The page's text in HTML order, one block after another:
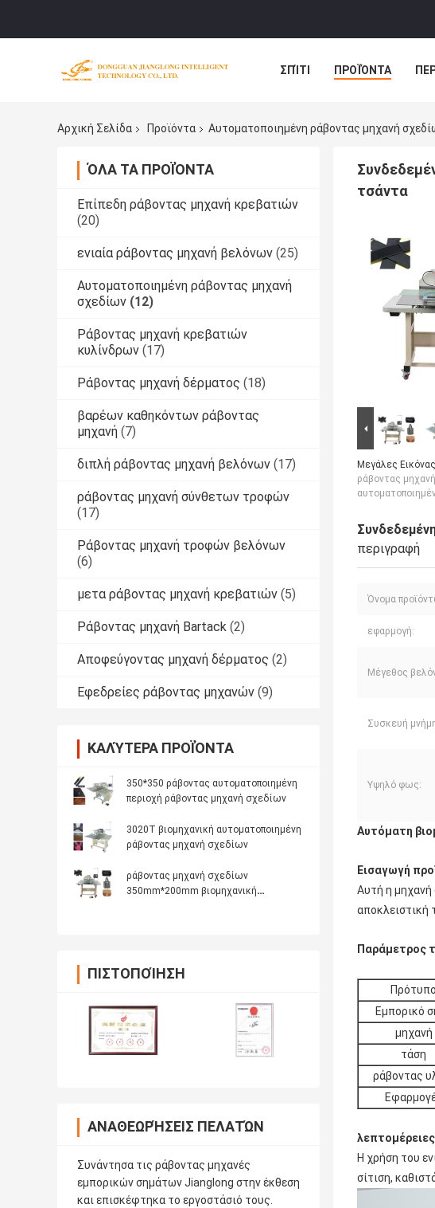
ΣΠΊΤΙ ΠΡΟΪΌΝΤΑ
Αρχική Σελίδα
Προϊόντα Αυτοματοποιημένη ράβοντας μηχανή
ΌΛΑ ΤΑ ΠΡΟΪΌΝΤΑ
Επίπεδη ράβοντας μηχανή κρεβατιών
(20)
ενιαία ράβοντας μηχανή βελόνων (25)
Αυτοματοποιημένη ράβοντας μηχανή
σχεδίων (12)
Ράβοντας μηχανή κρεβατιών
κυλίνδρων (17)
Ράβοντας μηχανή δέρματος (18)
βαρέων καθηκόντων ράβοντας
μηχανή (7)
διπλή ράβοντας μηχανή βελόνων (17)
ράβοντας μηχανή σύνθετων τροφών
(17)
Ράβοντας μηχανή τροφών βελόνων
(6)
μετα ράβοντας μηχανή κρεβατιών (5)
Ράβοντας μηχανή Bartack (2)
Αποφεύγοντας μηχανή δέρματος (2)
Εφεδρείες ράβοντας μηχανών (9)
ΚΑΛΎΤΕΡΑ ΠΡΟΪΌΝΤΑ
350*350 ράβοντας αυτοματοποιημένη
περιοχή ράβοντας μηχανή σχεδίων
3020T βιομηχανική αυτοματοποιημένη
ράβοντας μηχανή σχεδίων
ράβοντας μηχανή σχεδίων
350mm*200mm βιομηχανική
ΠΙΣΤΟΠΟΊΗΣΗ
ΑΝΑΘΕΩΡΉΣΕΙΣ ΠΕΛΑΤΏΝ
Συνάντησα τις ράβοντας μηχανές
εμπορικών σημάτων Jianglong στην έκθεση
και επισκέφτηκα το εργοστάσιό τους.
τσάντα
Μεγάλες
ράβοντας
περιγραφή
Όνομα
εφαρμογή:
Μέγεθος
Συσκευή
Υψηλό φως:
Αυτόματη
Εισαγωγή
Αυτή η μηχανή
αποκλειστική
Παράμετρος
Πρότυπο
Εμπορικό
μηχανή
τάση
ράβοντας
Η χρήση του
σίτιση,